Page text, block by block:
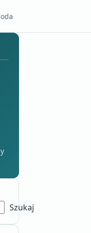
Szukaj